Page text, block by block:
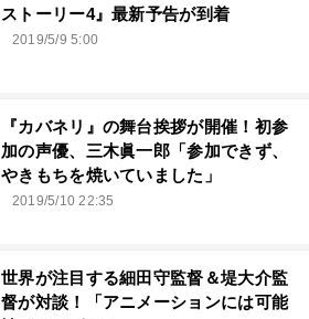
ストーリー4』最新予告が到着
2019/5/9 5:00
『カバネリ』の舞台挨拶が開催！初参
加の声優、三⽊眞⼀郎「参加できず、
やきもちを焼いていました」
2019/5/10 22:35
世界が注目する細田守監督＆堤大介監
督が対談！「アニメーションには可能